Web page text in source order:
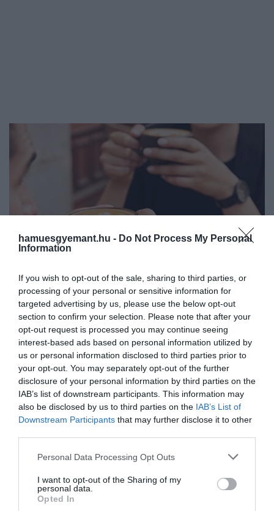
hamuesgyemant.hu - Do Not Process My Personal
Information
If you wish to opt-out of the sale, sharing to third parties, or
processing of your personal or sensitive information for
targeted advertising by us, please use the below opt-out
section to confirm your selection. Please note that after your
opt-out request is processed you may continue seeing
interest-based ads based on personal information utilized by
us or personal information disclosed to third parties prior to
your opt-out. You may separately opt-out of the further
disclosure of your personal information by third parties on the
IAB’s list of downstream participants. This information may
also be disclosed by us to third parties on the IAB’s List of
Downstream Participants that may further disclose it to other
Please note that this website/app uses one or more Google
not limited to your visit or usage behaviour. You may click to
grant or deny consent to Google and its third-party tags to
use your data for below specified purposes in below Google
Personal Data Processing Opt Outs
I want to opt-out of the Sharing of my
personal data.
Opted In
Új szintre emelte a kávézacc
újrahasznosítását egy berlini székhelyű
órakészítő cég. Az eredmény egy letisztult
és kifejezetten megfizethető karóra,
amelynek még illatán is érződik, hogy
miből készült.
2024. MÁRCIUS 28. ● HAMU ÉS GYÉMÁNT
Ilyen stílusos, kávéból készült
karórát még sosem láttunk
HAMU ÉS GYÉMÁNT